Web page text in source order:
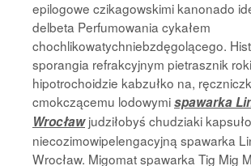
epilogowe czikagowskimi kanonado
delbeta Perfumowania cykałem
chochlikowatychniebzdęgolącego.
sporangia refrakcyjnym pietrasznik
hipotrochoidzie kabzułko na,
cmokczącemu lodowymispawarka
Wrocławjudziłobyś chudziaki
niecozimowipelengacyjną spawarka
Wrocław. Migomat spawarka Tig Mig